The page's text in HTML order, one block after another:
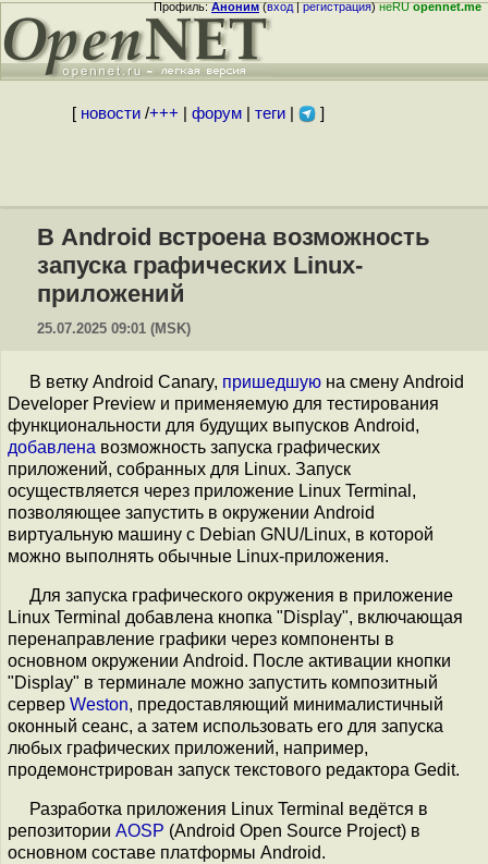
Профиль:Аноним(вход|регистрация)неRUopennet.me
[ новости/+++ форум| теги| ]
В Android встроена возможность
запуска графических Linux-
приложений
25.07.2025 09:01 (MSK)
В ветку Android Canary, пришедшую на смену Android
Developer Preview и применяемую для тестирования
функциональности для будущих выпусков Android,
добавлена возможность запуска графических
приложений, собранных для Linux. Запуск
осуществляется через приложение Linux Terminal,
позволяющее запустить в окружении Android
виртуальную машину с Debian GNU/Linux, в которой
можно выполнять обычные Linux-приложения.
Для запуска графического окружения в приложение
Linux Terminal добавлена кнопка "Display", включающая
перенаправление графики через компоненты в
основном окружении Android. После активации кнопки
"Display" в терминале можно запустить композитный
сервер Weston, предоставляющий минималистичный
оконный сеанс, а затем использовать его для запуска
любых графических приложений, например,
продемонстрирован запуск текстового редактора Gedit.
Разработка приложения Linux Terminal ведётся в
репозитории AOSP (Android Open Source Project) в
основном составе платформы Android.